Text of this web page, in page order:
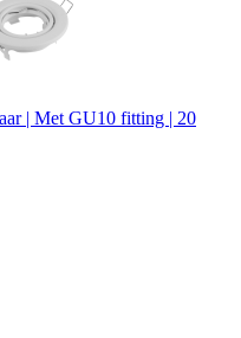
| Met GU10 fitting | 20